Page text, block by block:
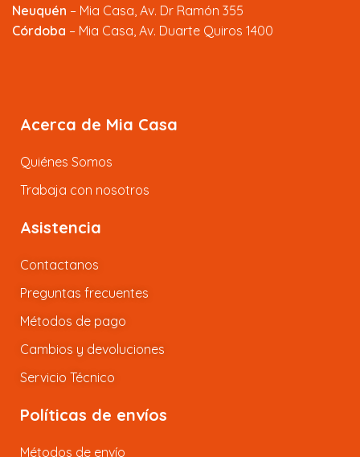
Neuquén – Mia Casa, Av. Dr Ramón 355
Córdoba – Mia Casa, Av. Duarte Quiros 1400
Acerca de Mia Casa
Quiénes Somos
Trabaja con nosotros
Asistencia
Contactanos
Preguntas frecuentes
Métodos de pago
Cambios y devoluciones
Servicio Técnico
Políticas de envíos
Métodos de envío